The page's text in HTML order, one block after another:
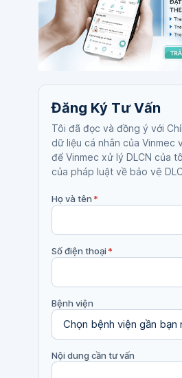
Đăng Ký Tư Vấn
Tôi đã đọc và đồng ý với
dữ liệu cá nhân của Vinmec
để Vinmec xử lý DLCN của
của pháp luật về bảo vệ
Họ và tên*
Số điện thoại*
Bệnh viện
Nội dung cần tư vấn